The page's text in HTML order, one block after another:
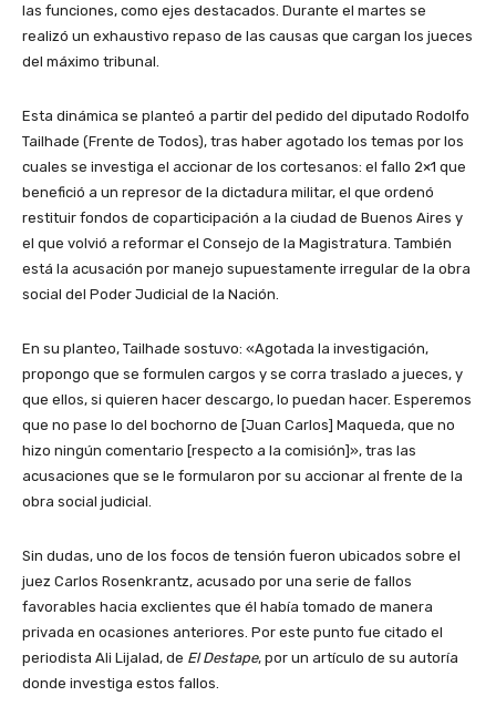
las funciones, como ejes destacados. Durante el martes se
realizó un exhaustivo repaso de las causas que cargan los jueces
del máximo tribunal.
Esta dinámica se planteó a partir del pedido del diputado Rodolfo
Tailhade (Frente de Todos), tras haber agotado los temas por los
cuales se investiga el accionar de los cortesanos: el fallo 2×1 que
benefició a un represor de la dictadura militar, el que ordenó
restituir fondos de coparticipación a la ciudad de Buenos Aires y
el que volvió a reformar el Consejo de la Magistratura. También
está la acusación por manejo supuestamente irregular de la obra
social del Poder Judicial de la Nación.
En su planteo, Tailhade sostuvo: «Agotada la investigación,
propongo que se formulen cargos y se corra traslado a jueces, y
que ellos, si quieren hacer descargo, lo puedan hacer. Esperemos
que no pase lo del bochorno de [Juan Carlos] Maqueda, que no
hizo ningún comentario [respecto a la comisión]», tras las
acusaciones que se le formularon por su accionar al frente de la
obra social judicial.
Sin dudas, uno de los focos de tensión fueron ubicados sobre el
juez Carlos Rosenkrantz, acusado por una serie de fallos
favorables hacia exclientes que él había tomado de manera
privada en ocasiones anteriores. Por este punto fue citado el
periodista Ali Lijalad, de El Destape, por un artículo de su autoría
donde investiga estos fallos.